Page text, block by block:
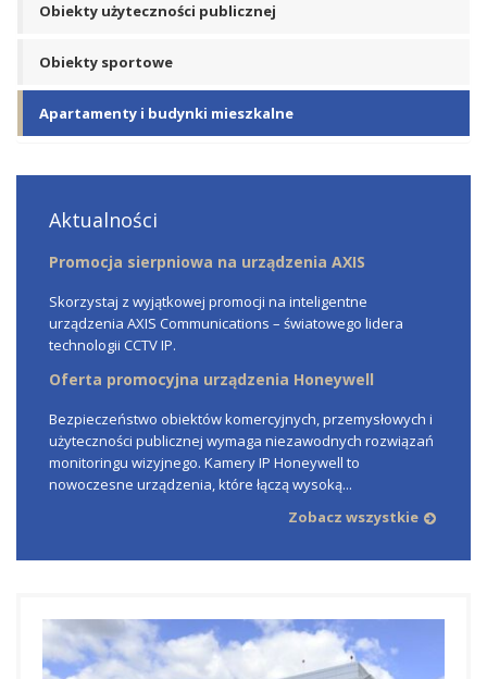
Obiekty użyteczności publicznej
Obiekty sportowe
Apartamenty i budynki mieszkalne
Aktualności
Promocja sierpniowa na urządzenia AXIS
Skorzystaj z wyjątkowej promocji na inteligentne
urządzenia AXIS Communications – światowego lidera
technologii CCTV IP.
Oferta promocyjna urządzenia Honeywell
Bezpieczeństwo obiektów komercyjnych, przemysłowych i
użyteczności publicznej wymaga niezawodnych rozwiązań
monitoringu wizyjnego. Kamery IP Honeywell to
nowoczesne urządzenia, które łączą wysoką...
Zobacz wszystkie